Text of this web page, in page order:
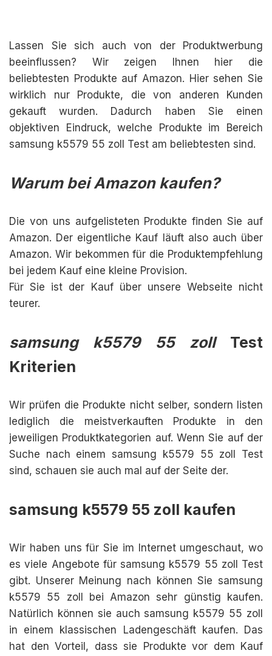
Lassen Sie sich auch von der Produktwerbung
beeinflussen? Wir zeigen Ihnen hier die
beliebtesten Produkte auf Amazon. Hier sehen Sie
wirklich nur Produkte, die von anderen Kunden
gekauft wurden. Dadurch haben Sie einen
objektiven Eindruck, welche Produkte im Bereich
samsung k5579 55 zoll Test am beliebtesten sind.
Warum bei Amazon kaufen?
Die von uns aufgelisteten Produkte finden Sie auf
Amazon. Der eigentliche Kauf läuft also auch über
Amazon. Wir bekommen für die Produktempfehlung
bei jedem Kauf eine kleine Provision.
Für Sie ist der Kauf über unsere Webseite nicht
teurer.
samsung k5579 55 zollTest
Kriterien
Wir prüfen die Produkte nicht selber, sondern listen
lediglich die meistverkauften Produkte in den
jeweiligen Produktkategorien auf. Wenn Sie auf der
Suche nach einem samsung k5579 55 zoll Test
sind, schauen sie auch mal auf der Seite der.
samsung k5579 55 zoll kaufen
Wir haben uns für Sie im Internet umgeschaut, wo
es viele Angebote für samsung k5579 55 zoll Test
gibt. Unserer Meinung nach können Sie samsung
k5579 55 zoll bei Amazon sehr günstig kaufen.
Natürlich können sie auch samsung k5579 55 zoll
in einem klassischen Ladengeschäft kaufen. Das
hat den Vorteil, dass sie Produkte vor dem Kauf